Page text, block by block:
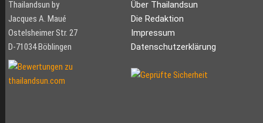
Thailandsun by
Jacques A. Maué
Ostelsheimer Str. 27
D-71034 Böblingen
Über Thailandsun
Die Redaktion
Impressum
Datenschutzerklärung